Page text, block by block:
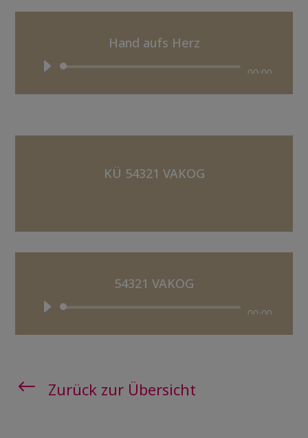
Hand aufs Herz
Audio-
Player
00:00
KÜ 54321 VAKOG
54321 VAKOG
Audio-
Player
00:00
# Zurück zur Übersicht